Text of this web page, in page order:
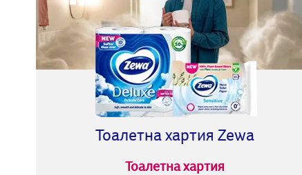
Тоалетна хартия Zewa
Тоалетна хартия